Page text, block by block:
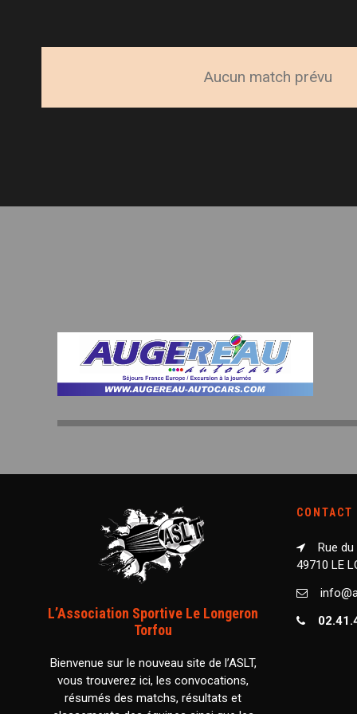
Aucun match prévu
L’Association Sportive Le Longeron
Torfou
Bienvenue sur le nouveau site de l’ASLT,
vous trouverez ici, les convocations,
résumés des matchs, résultats et
CONTACT
Rue
49710 LE